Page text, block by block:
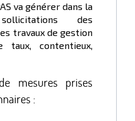
va générer dans la
des
travaux de gestion
taux, contentieux,
mesures prises
: